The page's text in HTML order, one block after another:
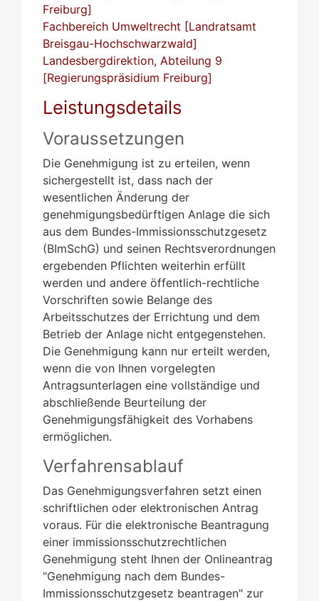
Freiburg]
Fachbereich Umweltrecht [Landratsamt
Breisgau-Hochschwarzwald]
Landesbergdirektion, Abteilung 9
[Regierungspräsidium Freiburg]
Leistungsdetails
Voraussetzungen
Die Genehmigung ist zu erteilen, wenn
sichergestellt ist, dass nach der
wesentlichen Änderung der
genehmigungsbedürftigen Anlage die sich
aus dem Bundes-Immissionsschutzgesetz
(BImSchG) und seinen Rechtsverordnungen
ergebenden Pflichten weiterhin erfüllt
werden und andere öffentlich-rechtliche
Vorschriften sowie Belange des
Arbeitsschutzes der Errichtung und dem
Betrieb der Anlage nicht entgegenstehen.
Die Genehmigung kann nur erteilt werden,
wenn die von Ihnen vorgelegten
Antragsunterlagen eine vollständige und
abschließende Beurteilung der
Genehmigungsfähigkeit des Vorhabens
ermöglichen.
Verfahrensablauf
Das Genehmigungsverfahren setzt einen
schriftlichen oder elektronischen Antrag
voraus. Für die elektronische Beantragung
einer immissionsschutzrechtlichen
Genehmigung steht Ihnen der Onlineantrag
"Genehmigung nach dem Bundes-
Immissionsschutzgesetz beantragen" zur